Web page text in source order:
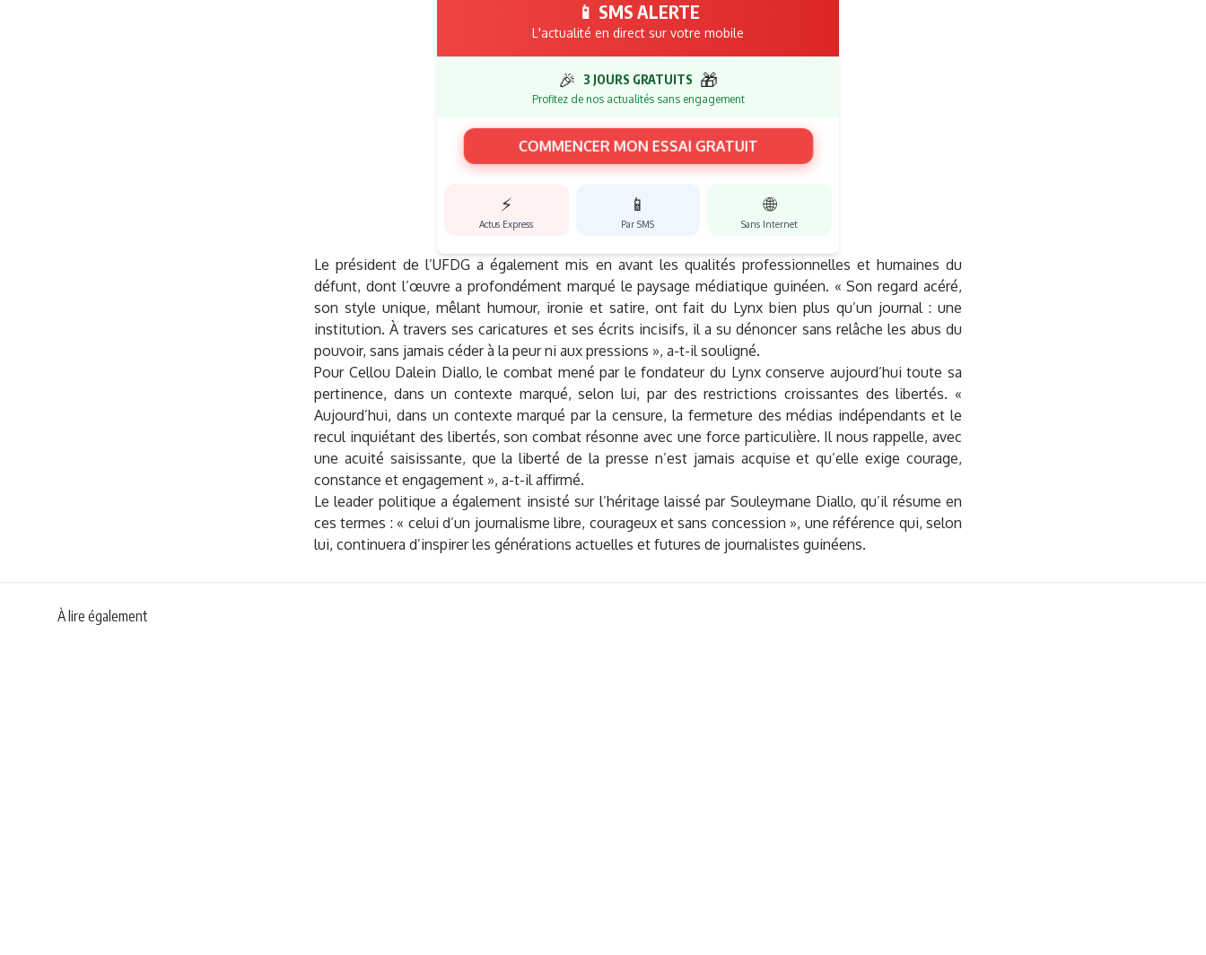
📱 SMS ALERTE
L'actualité en direct sur votre mobile
🎉 3 JOURS GRATUITS 🎁
Profitez de nos actualités sans engagement
COMMENCER MON ESSAI GRATUIT
⚡
Actus Express
📱
Par SMS
🌐
Sans Internet
Le président de l’UFDG a également mis en avant les qualités professionnelles et humaines du
défunt, dont l’œuvre a profondément marqué le paysage médiatique guinéen. « Son regard acéré,
son style unique, mêlant humour, ironie et satire, ont fait du Lynx bien plus qu’un journal : une
institution. À travers ses caricatures et ses écrits incisifs, il a su dénoncer sans relâche les abus du
pouvoir, sans jamais céder à la peur ni aux pressions », a-t-il souligné.
Pour Cellou Dalein Diallo, le combat mené par le fondateur du Lynx conserve aujourd’hui toute sa
pertinence, dans un contexte marqué, selon lui, par des restrictions croissantes des libertés. «
Aujourd’hui, dans un contexte marqué par la censure, la fermeture des médias indépendants et le
recul inquiétant des libertés, son combat résonne avec une force particulière. Il nous rappelle, avec
une acuité saisissante, que la liberté de la presse n’est jamais acquise et qu’elle exige courage,
constance et engagement », a-t-il affirmé.
Le leader politique a également insisté sur l’héritage laissé par Souleymane Diallo, qu’il résume en
ces termes : « celui d’un journalisme libre, courageux et sans concession », une référence qui, selon
lui, continuera d’inspirer les générations actuelles et futures de journalistes guinéens.
À lire également